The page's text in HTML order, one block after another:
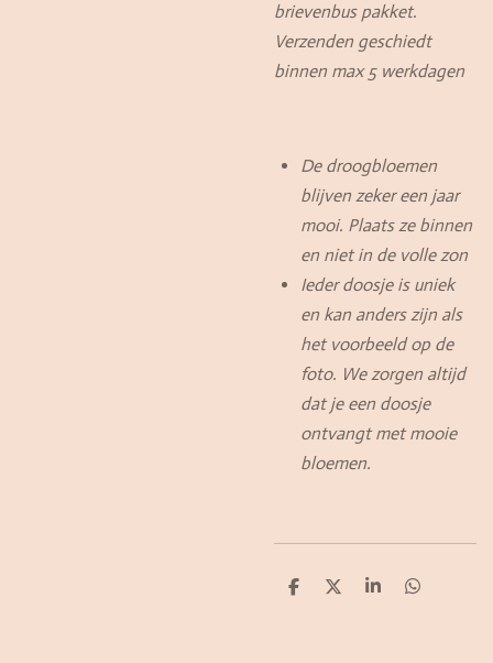
brievenbus pakket.
Verzenden geschiedt
binnen max 5 werkdagen
De droogbloemen
blijven zeker een jaar
mooi. Plaats ze binnen
en niet in de volle zon
Ieder doosje is uniek
en kan anders zijn als
het voorbeeld op de
foto. We zorgen altijd
dat je een doosje
ontvangt met mooie
bloemen.
D
D
S
D